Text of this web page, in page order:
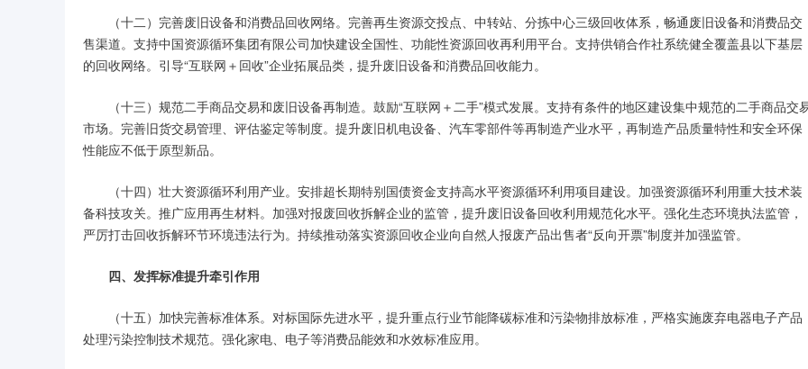
（十二）完善废旧设备和消费品回收网络。完善再生资源交投点、中转站、分拣中心三级回收体系，畅通废旧设备和消费品交
售渠道。支持中国资源循环集团有限公司加快建设全国性、功能性资源回收再利用平台。支持供销合作社系统健全覆盖县以下基层
的回收网络。引导“互联网＋回收”企业拓展品类，提升废旧设备和消费品回收能力。
（十三）规范二手商品交易和废旧设备再制造。鼓励“互联网＋二手”模式发展。支持有条件的地区建设集中规范的二手商品交
市场。完善旧货交易管理、评估鉴定等制度。提升废旧机电设备、汽车零部件等再制造产业水平，再制造产品质量特性和安全环保
性能应不低于原型新品。
（十四）壮大资源循环利用产业。安排超长期特别国债资金支持高水平资源循环利用项目建设。加强资源循环利用重大技术装
备科技攻关。推广应用再生材料。加强对报废回收拆解企业的监管，提升废旧设备回收利用规范化水平。强化生态环境执法监管，
严厉打击回收拆解环节环境违法行为。持续推动落实资源回收企业向自然人报废产品出售者“反向开票”制度并加强监管。
四、发挥标准提升牵引作用
（十五）加快完善标准体系。对标国际先进水平，提升重点行业节能降碳标准和污染物排放标准，严格实施废弃电器电子产品
处理污染控制技术规范。强化家电、电子等消费品能效和水效标准应用。